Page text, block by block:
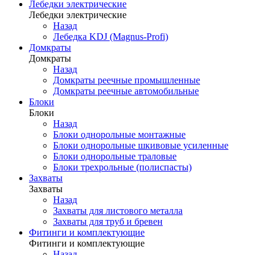
Лебедки электрические
Лебедки электрические
Назад
Лебедка KDJ (Magnus-Profi)
Домкраты
Домкраты
Назад
Домкраты реечные промышленные
Домкраты реечные автомобильные
Блоки
Блоки
Назад
Блоки однорольные монтажные
Блоки однорольные шкивовые усиленные
Блоки однорольные траловые
Блоки трехрольные (полиспасты)
Захваты
Захваты
Назад
Захваты для листового металла
Захваты для труб и бревен
Фитинги и комплектующие
Фитинги и комплектующие